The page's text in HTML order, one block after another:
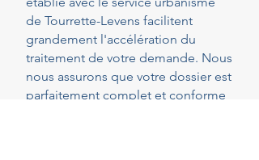
de Tourrette-Levens facilitent
grandement l'accélération du
traitement de votre demande. Nous
nous assurons que votre dossier est
parfaitement complet et conforme